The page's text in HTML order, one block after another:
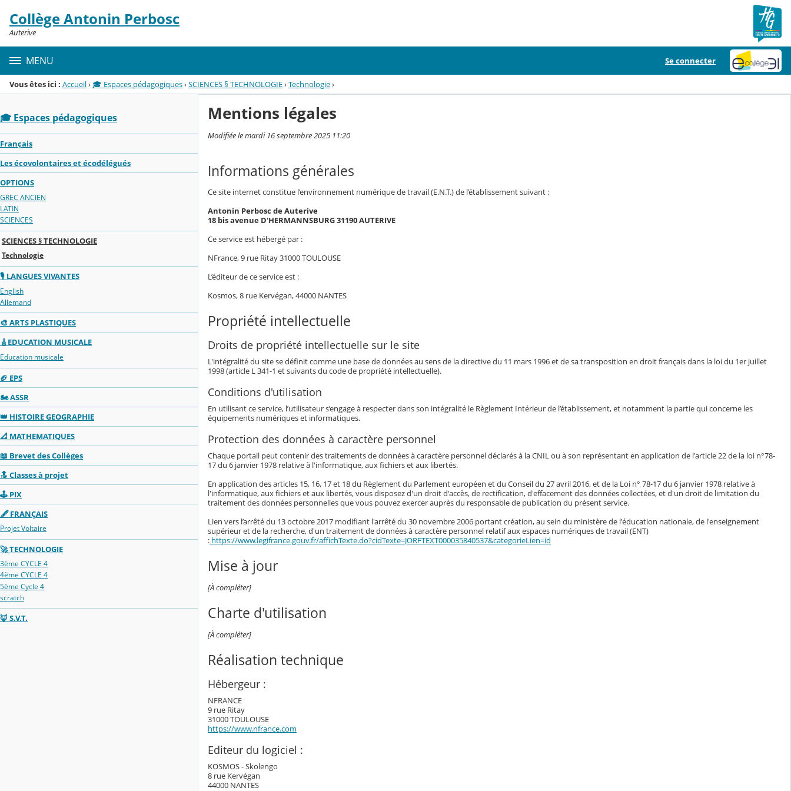
Menu de la rubrique
Contenu
Collège Antonin Perbosc
Auterive
MENU Se connecter
Vous êtes ici : Accueil›🎓 Espaces pédagogiques›SCIENCES § TECHNOLOGIE›Technologie›
🎓 Espaces pédagogiques
Français
Les écovolontaires et écodélégués
OPTIONS
GREC ANCIEN
LATIN
SCIENCES
SCIENCES § TECHNOLOGIE
Technologie
🎙️ LANGUES VIVANTES
English
Allemand
🎨 ARTS PLASTIQUES
🎸EDUCATION MUSICALE
Education musicale
🏈 EPS
🏍️ ASSR
👑 HISTOIRE GEOGRAPHIE
📐 MATHEMATIQUES
📖 Brevet des Collèges
🔝 Classes à projet
🕹️ PIX
🖋️ FRANÇAIS
Projet Voltaire
🚀 TECHNOLOGIE
3ème CYCLE 4
4ème CYCLE 4
5ème Cycle 4
scratch
🦊 S.V.T.
Mentions légales
Modifiée le mardi 16 septembre 2025 11:20
Informations générales
Ce site internet constitue l’environnement numérique de travail (E.N.T.) de l’établissement suivant :
Antonin Perbosc de Auterive
18 bis avenue D'HERMANNSBURG 31190 AUTERIVE
Ce service est hébergé par :
NFrance, 9 rue Ritay 31000 TOULOUSE
L’éditeur de ce service est :
Kosmos, 8 rue Kervégan, 44000 NANTES
Propriété intellectuelle
Droits de propriété intellectuelle sur le site
L'intégralité du site se définit comme une base de données au sens de la directive du 11 mars 1996 et de sa transposition en droit français dans la loi du 1er juillet
1998 (article L 341-1 et suivants du code de propriété intellectuelle).
Conditions d'utilisation
En utilisant ce service, l’utilisateur s’engage à respecter dans son intégralité le Règlement Intérieur de l’établissement, et notamment la partie qui concerne les
équipements numériques et informatiques.
Protection des données à caractère personnel
Chaque portail peut contenir des traitements de données à caractère personnel déclarés à la CNIL ou à son représentant en application de l'article 22 de la loi n°78-
17 du 6 janvier 1978 relative à l'informatique, aux fichiers et aux libertés.
En application des articles 15, 16, 17 et 18 du Règlement du Parlement européen et du Conseil du 27 avril 2016, et de la Loi n° 78-17 du 6 janvier 1978 relative à
l'informatique, aux fichiers et aux libertés, vous disposez d'un droit d'accès, de rectification, d'effacement des données collectées, et d'un droit de limitation du
traitement des données personnelles que vous pouvez exercer auprès du responsable de publication du présent service.
Lien vers l’arrêté du 13 octobre 2017 modifiant l'arrêté du 30 novembre 2006 portant création, au sein du ministère de l'éducation nationale, de l'enseignement
supérieur et de la recherche, d'un traitement de données à caractère personnel relatif aux espaces numériques de travail (ENT)
: https://www.legifrance.gouv.fr/affichTexte.do?cidTexte=JORFTEXT000035840537&categorieLien=id
Mise à jour
[À compléter]
Charte d'utilisation
[À compléter]
Réalisation technique
Hébergeur :
NFRANCE
9 rue Ritay
31000 TOULOUSE
https://www.nfrance.com
Editeur du logiciel :
KOSMOS - Skolengo
8 rue Kervégan
44000 NANTES